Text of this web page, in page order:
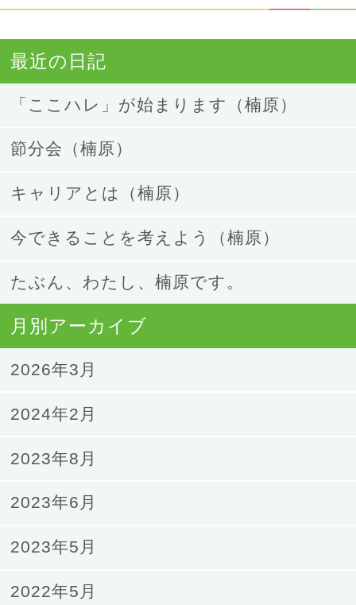
最近の日記
「ここハレ」が始まります（楠原）
節分会（楠原）
キャリアとは（楠原）
今できることを考えよう（楠原）
たぶん、わたし、楠原です。
月別アーカイブ
2026年3月
2024年2月
2023年8月
2023年6月
2023年5月
2022年5月